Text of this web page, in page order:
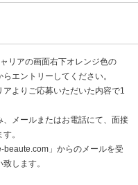
リアの画面右下オレンジ色の
らエントリーしてください。
よりご応募いただいた内容で1
メールまたはお電話にて、面接
。
beaute.com」からのメールを受
します。